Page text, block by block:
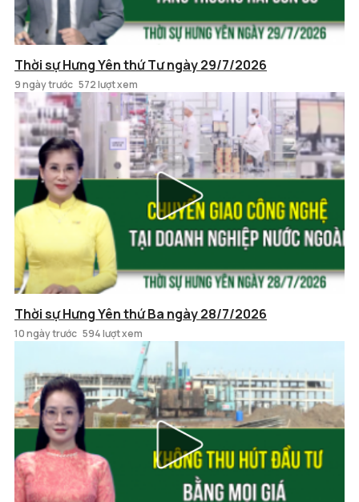
Thời sự Hưng Yên thứ Tư ngày 29/7/2026
9 ngày trước 572 lượt xem
Thời sự Hưng Yên thứ Ba ngày 28/7/2026
10 ngày trước 594 lượt xem